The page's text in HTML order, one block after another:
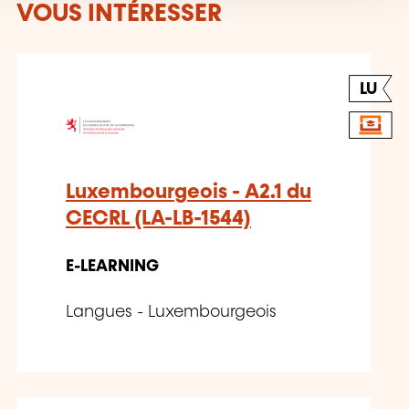
VOUS INTÉRESSER
LU
Luxembourgeois - A2.1 du
CECRL (LA-LB-1544)
E-LEARNING
Langues - Luxembourgeois